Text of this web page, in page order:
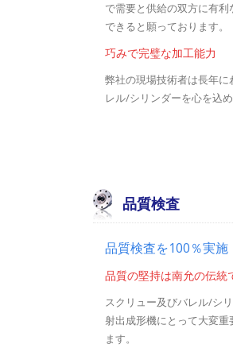
で需要と供給の双方に有
できると願っております。
巧みで完璧な加工能力
弊社の現場技術者は長年
レル/シリンダーを心を込
品質検査
品質検査を100％実施
品質の堅持は南允の伝統
スクリュー及びバレル/シ
射出成形機にとって大変
ます。